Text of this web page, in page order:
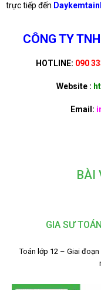
trực tiếp đến
CÔNG TY
HOTLINE: 090
Website :
Email:
BÀI
GIA SƯ
Toán lớp 12 – Giai